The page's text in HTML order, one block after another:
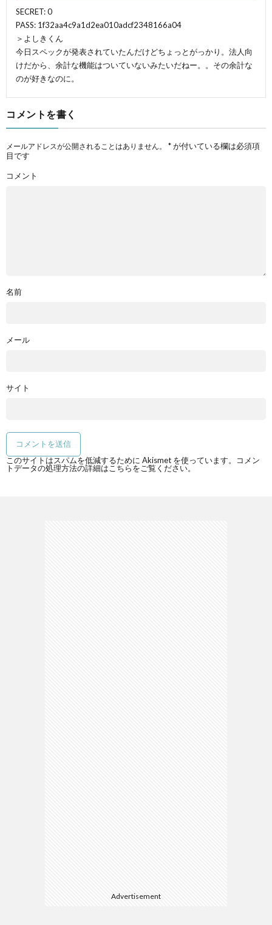
SECRET: 0
PASS: 1f32aa4c9a1d2ea010adcf2348166a04
＞よしきくん
今日スペックが発表されていたんだけどちょっとがっかり。法人向
けだから、余計な機能はついていないみたいだねー。。その余計な
のが好きなのに。
コメントを書く
メールアドレスが公開されることはありません。 *が付いている欄は必須項
目です
コメント
名前
メール
サイト
このサイトはスパムを低減するために Akismet を使っています。
コメン
トデータの処理方法の詳細はこちらをご覧ください。
Advertisement